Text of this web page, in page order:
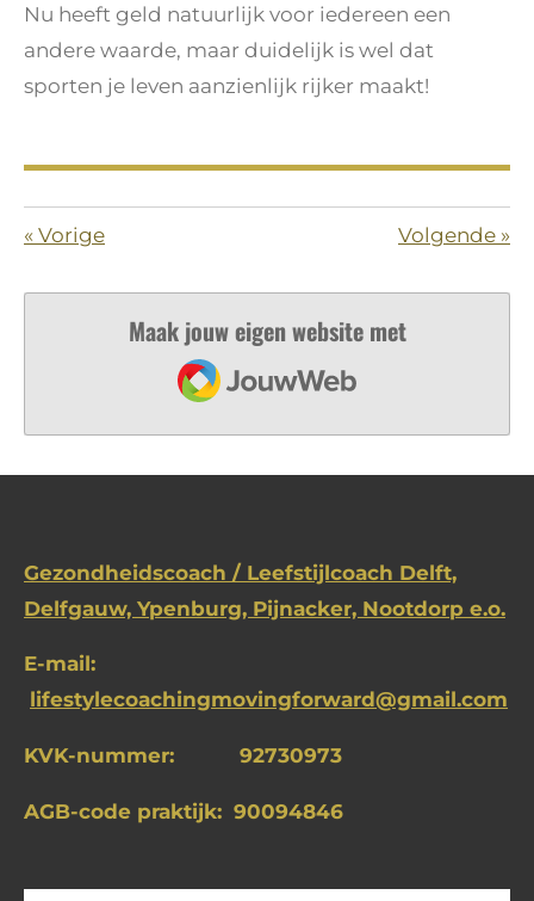
Nu heeft geld natuurlijk voor iedereen een
andere waarde, maar duidelijk is wel dat
sporten je leven aanzienlijk rijker maakt!
« Vorige Volgende »
Maak jouw eigen website met
JouwWeb
Gezondheidscoach / Leefstijlcoach Delft,
Delfgauw, Ypenburg, Pijnacker, Nootdorp e.o.
E-mail:
lifestylecoachingmovingforward@gmail.com
KVK-nummer: 92730973
AGB-code praktijk: 90094846